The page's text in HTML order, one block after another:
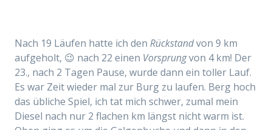
Nach 19 Läufen hatte ich den Rückstandvon 9 km
aufgeholt, 😉 nach 22 einen Vorsprungvon 4 km! Der
23., nach 2 Tagen Pause, wurde dann ein toller Lauf.
Es war Zeit wieder mal zur Burg zu laufen. Berg hoch
das übliche Spiel, ich tat mich schwer, zumal mein
Diesel nach nur 2 flachen km längst nicht warm ist.